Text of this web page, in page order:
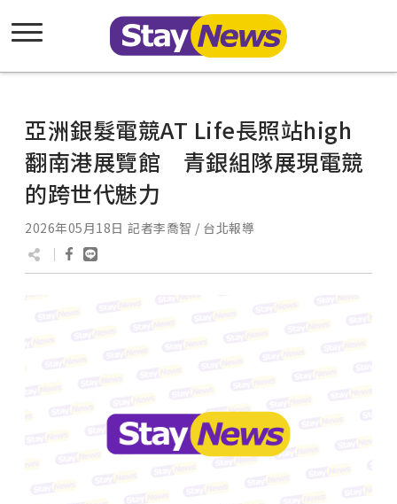
亞洲銀髮電競AT Life長照站high
翻南港展覽館 青銀組隊展現電競
的跨世代魅力
2026年05月18日 記者李喬智 / 台北報導